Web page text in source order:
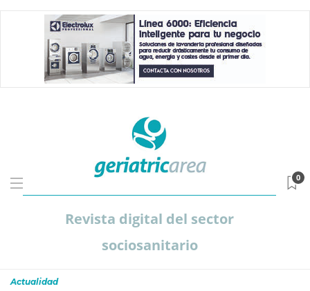
Revista digital del sector
sociosanitario
0
Actualidad